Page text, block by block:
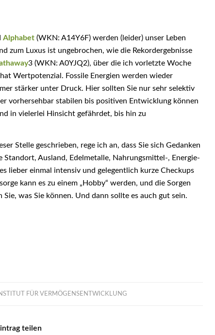
Alphabet (WKN: A14Y6F) werden (leider) unser Leben
zum Luxus ist ungebrochen, wie die Rekordergebnisse
3 (WKN: A0YJQ2), über die ich vorletzte Woche
Wertpotenzial. Fossile Energien werden wieder
stärker unter Druck. Hier sollten Sie nur sehr selektiv
vorhersehbar stabilen bis positiven Entwicklung können
in vielerlei Hinsicht gefährdet, bis hin zu
Stelle geschrieben, rege ich an, dass Sie sich Gedanken
Ausland, Edelmetalle, Nahrungsmittel-, Energie-
lieber einmal intensiv und gelegentlich kurze Checkups
kann es zu einem „Hobby“ werden, und die Sorgen
was Sie können. Und dann sollte es auch gut sein.
FÜR VERMÖGENSENTWICKLUNG
teilen